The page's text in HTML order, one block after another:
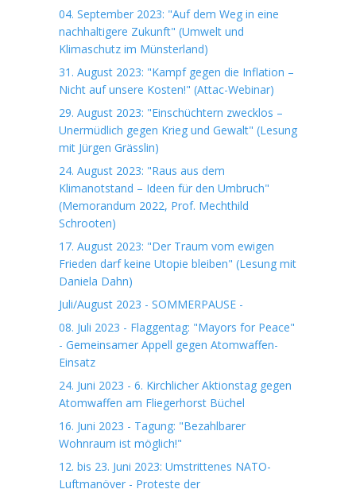
04. September 2023: "Auf dem Weg in eine
nachhaltigere Zukunft" (Umwelt und
Klimaschutz im Münsterland)
31. August 2023: "Kampf gegen die Inflation –
Nicht auf unsere Kosten!" (Attac-Webinar)
29. August 2023: "Einschüchtern zwecklos –
Unermüdlich gegen Krieg und Gewalt" (Lesung
mit Jürgen Grässlin)
24. August 2023: "Raus aus dem
Klimanotstand – Ideen für den Umbruch"
(Memorandum 2022, Prof. Mechthild
Schrooten)
17. August 2023: "Der Traum vom ewigen
Frieden darf keine Utopie bleiben" (Lesung mit
Daniela Dahn)
Juli/August 2023 - SOMMERPAUSE -
08. Juli 2023 - Flaggentag: "Mayors for Peace"
- Gemeinsamer Appell gegen Atomwaffen-
Einsatz
24. Juni 2023 - 6. Kirchlicher Aktionstag gegen
Atomwaffen am Fliegerhorst Büchel
16. Juni 2023 - Tagung: "Bezahlbarer
Wohnraum ist möglich!"
12. bis 23. Juni 2023: Umstrittenes NATO-
Luftmanöver - Proteste der